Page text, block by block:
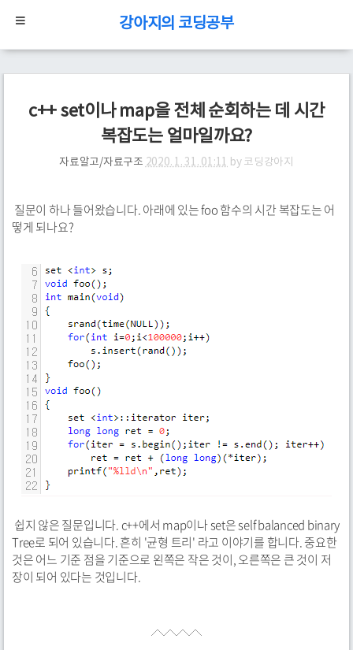
강아지의 코딩공부
c++ set이나 map을 전체 순회하는 데 시간
복잡도는 얼마일까요?
자료알고/자료구조 2020. 1. 31. 01:11 by코딩강아지
질문이 하나 들어왔습니다. 아래에 있는 foo 함수의 시간 복잡도는 어
떻게 되나요?
쉽지 않은 질문입니다. c++에서 map이나 set은 self balanced binary
Tree로 되어 있습니다. 흔히 '균형 트리' 라고 이야기를 합니다. 중요한
것은 어느 기준 점을 기준으로 왼쪽은 작은 것이, 오른쪽은 큰 것이 저
장이 되어 있다는 것입니다.